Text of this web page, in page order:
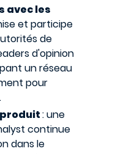
avec les
et participe
de
d'opinion
un réseau
pour
: une
continue
dans le